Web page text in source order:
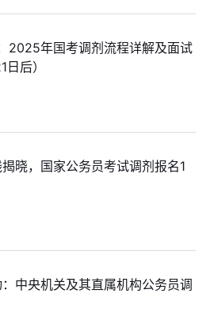
2025年国考调剂流程详解及面试
后）
晓，国家公务员考试调剂报名1
中央机关及其直属机构公务员调